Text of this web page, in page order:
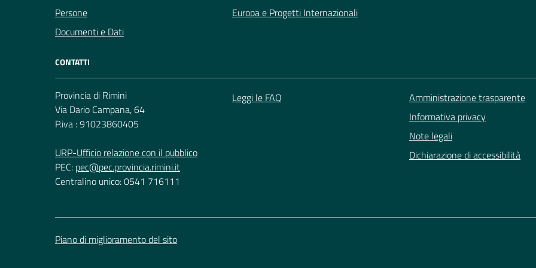
Persone
Documenti e Dati
Europa e Progetti Internazionali
CONTATTI
Provincia di Rimini
Via Dario Campana, 64
P.iva : 91023860405
URP-Ufficio relazione con il pubblico
PEC: pec@pec.provincia.rimini.it
Centralino unico: 0541 716111
Leggi le FAQ
Amministrazione trasparente
Informativa privacy
Note legali
Dichiarazione di accessibilità
Piano di miglioramento del sito